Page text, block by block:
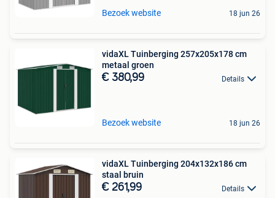
Bezoek website 18 jun 26
vidaXL Tuinberging 257x205x178 cm
metaal groen
€ 380,99 Details
Bezoek website 18 jun 26
vidaXL Tuinberging 204x132x186 cm
staal bruin
€ 261,99 Details